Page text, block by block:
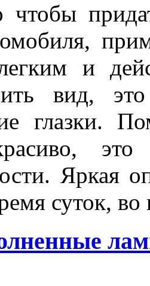
чтобы
и
вид,
глазки.
Яркая
суток, во